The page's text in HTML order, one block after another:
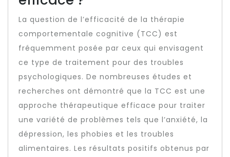
La question de l’efficacité de la thérapie
comportementale cognitive (TCC) est
fréquemment posée par ceux qui envisagent
ce type de traitement pour des troubles
psychologiques. De nombreuses études et
recherches ont démontré que la TCC est une
approche thérapeutique efficace pour traiter
une variété de problèmes tels que l’anxiété, la
dépression, les phobies et les troubles
alimentaires. Les résultats positifs obtenus par